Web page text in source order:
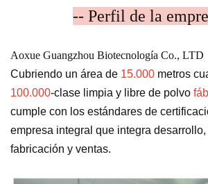
-- Perfil de la
Aoxue Guangzhou Biotecnología Co., LTD
Cubriendo un área de 15.000 metros
100.000-clase limpia y libre de polvo
cumple con los estándares de
empresa integral que integra
fabricación y ventas.